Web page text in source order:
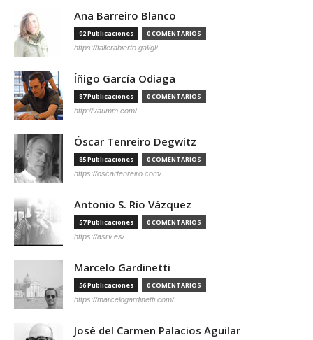
Ana Barreiro Blanco
92 Publicaciones 0 COMENTARIOS
https://tallerabierto.gal/gl/
Íñigo García Odiaga
87 Publicaciones 0 COMENTARIOS
http://vaumm.com/
Óscar Tenreiro Degwitz
85 Publicaciones 0 COMENTARIOS
https://oscartenreiro.com/
Antonio S. Río Vázquez
57 Publicaciones 0 COMENTARIOS
https://asrv.es/
Marcelo Gardinetti
56 Publicaciones 0 COMENTARIOS
https://marcelogardinetti.com/
José del Carmen Palacios Aguilar